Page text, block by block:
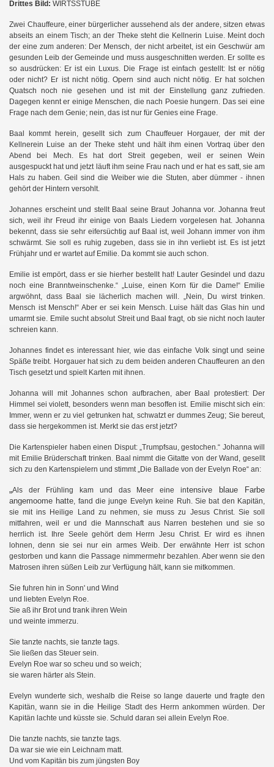
Drittes Bild: WIRTSSTUBE
Zwei Chauffeure, einer bürgerlicher aussehend als der andere, sitzen etwas
abseits an einem Tisch; an der Theke steht die Kellnerin Luise. Meint doch
der eine zum anderen: Der Mensch, der nicht arbeitet, ist ein Geschwür am
gesunden Leib der Gemeinde und muss ausgeschnitten werden. Er sollte es
so ausdrücken: Er ist ein Luxus. Die Frage ist einfach gestellt: Ist er nötig
oder nicht? Er ist nicht nötig. Opern sind auch nicht nötig. Er hat solchen
Quatsch noch nie gesehen und ist mit der Einstellung ganz zufrieden.
Dagegen kennt er einige Menschen, die nach Poesie hungern. Das sei eine
Frage nach dem Genie; nein, das ist nur für Genies eine Frage.
Baal kommt herein, gesellt sich zum Chauffeuer Horgauer, der mit der
Kellnerein Luise an der Theke steht und hält ihm einen Vortraq über den
Abend bei Mech. Es hat dort Streit gegeben, weil er seinen Wein
ausgespuckt hat und jetzt läuft ihm seine Frau nach und er hat es satt, sie am
Hals zu haben. Geil sind die Weiber wie die Stuten, aber dümmer - ihnen
gehört der Hintern versohlt.
Johannes erscheint und stellt Baal seine Braut Johanna vor. Johanna freut
sich, weil ihr Freud ihr einige von Baals Liedern vorgelesen hat. Johanna
bekennt, dass sie sehr eifersüchtig auf Baal ist, weil Johann immer von ihm
schwärmt. Sie soll es ruhig zugeben, dass sie in ihn verliebt ist. Es ist jetzt
Frühjahr und er wartet auf Emilie. Da kommt sie auch schon.
Emilie ist empört, dass er sie hierher bestellt hat! Lauter Gesindel und dazu
noch eine Branntweinschenke.“ „Luise, einen Korn für die Dame!“ Emilie
argwöhnt, dass Baal sie lächerlich machen will. „Nein, Du wirst trinken.
Mensch ist Mensch!“ Aber er sei kein Mensch. Luise hält das Glas hin und
umarmt sie. Emile sucht absolut Streit und Baal fragt, ob sie nicht noch lauter
schreien kann.
Johannes findet es interessant hier, wie das einfache Volk singt und seine
Späße treibt. Horgauer hat sich zu dem beiden anderen Chauffeuren an den
Tisch gesetzt und spielt Karten mit ihnen.
Johanna will mit Johannes schon aufbrachen, aber Baal protestiert: Der
Himmel sei violett, besonders wenn man besoffen ist. Emilie mischt sich ein:
Immer, wenn er zu viel getrunken hat, schwatzt er dummes Zeug; Sie bereut,
dass sie hergekommen ist. Merkt sie das erst jetzt?
Die Kartenspieler haben einen Disput: „Trumpfsau, gestochen.“ Johanna will
mit Emilie Brüderschaft trinken. Baal nimmt die Gitatte von der Wand, gesellt
sich zu den Kartenspielern und stimmt „Die Ballade von der Evelyn Roe“ an:
„Als der Frühling kam und das Meer eine intensive
blaue Farbe
angemoome hatte, fand die junge Evelyn keine Ruh. Sie bat den Kapitän,
sie mit ins Heilige Land zu nehmen, sie muss zu Jesus Christ. Sie soll
mitfahren, weil er und die Mannschaft aus Narren bestehen und sie so
herrlich ist. Ihre Seele gehört dem Herrn Jesu Christ. Er wird es ihnen
lohnen, denn sie sei nur ein armes Weib. Der erwähnte Herr ist schon
gestorben und kann die Passage nimmermehr bezahlen. Aber wenn sie den
Matrosen ihren süßen Leib zur Verfügung hält, kann sie mitkommen.
Sie fuhren hin in Sonn' und Wind
und liebten Evelyn Roe.
Sie aß ihr Brot und trank ihren Wein
und weinte immerzu.
Sie tanzte nachts, sie tanzte tags.
Sie ließen das Steuer sein.
Evelyn Roe war so scheu und so weich;
sie waren härter als Stein.
Evelyn wunderte sich, weshalb die Reise so lange dauerte und fragte den
Kapitän, wann siein die Heilige Stadt des Herrn ankommen würden. Der
Kapitän lachte und küsste sie. Schuld daran sei allein Evelyn Roe.
Die tanzte nachts, sie tanzte tags.
Da war sie wie ein Leichnam matt.
Und vom Kapitän bis zum jüngsten Boy